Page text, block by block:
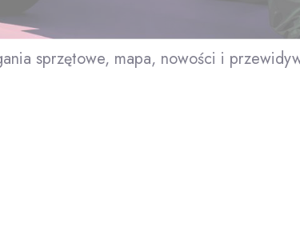
sprzętowe, mapa, nowości i